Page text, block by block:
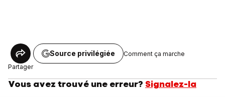
Partager
Source privilégiée Comment ça marche
Vous avez trouvé une erreur? Signalez-la